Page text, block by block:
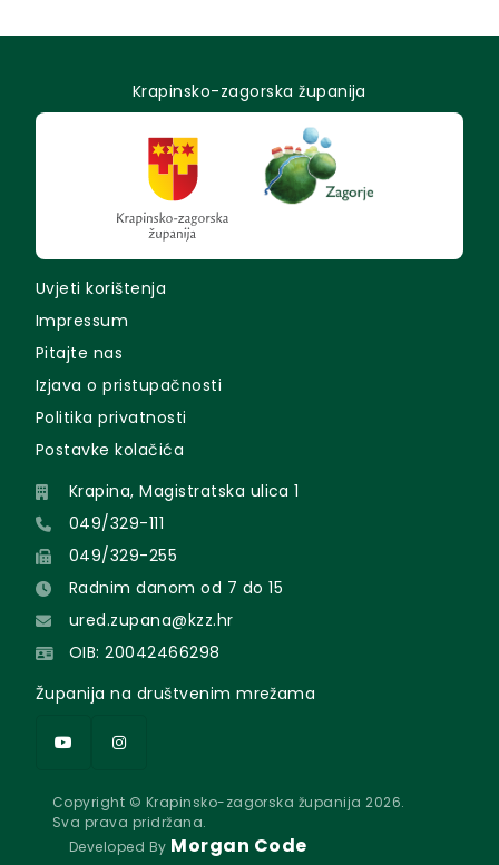
Krapinsko-zagorska županija
Uvjeti korištenja
Impressum
Pitajte nas
Izjava o pristupačnosti
Politika privatnosti
Postavke kolačića
Krapina, Magistratska ulica 1
049/329-111
049/329-255
Radnim danom od 7 do 15
ured.zupana@kzz.hr
OIB: 20042466298
Županija na društvenim mrežama
Copyright © Krapinsko-zagorska županija 2026.
Sva prava pridržana.
Developed By Morgan Code